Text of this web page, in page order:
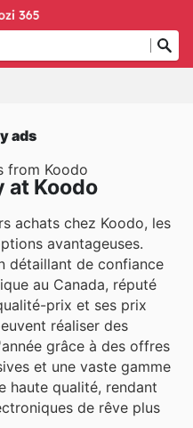
ads
from Koodo
at Koodo
achats chez Koodo, les
avantageuses.
détaillant de confiance
au Canada, réputé
prix et ses prix
réaliser des
grâce à des offres
et une vaste gamme
haute qualité, rendant
de rêve plus